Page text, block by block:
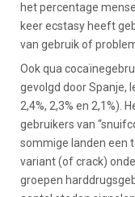
het percentage
keer ecstasy heeft
van gebruik of
Ook qua
gevolgd door Spanje,
2,4%, 2,3% en 2,1%).
gebruikers van
sommige landen een
variant (of crack)
groepen